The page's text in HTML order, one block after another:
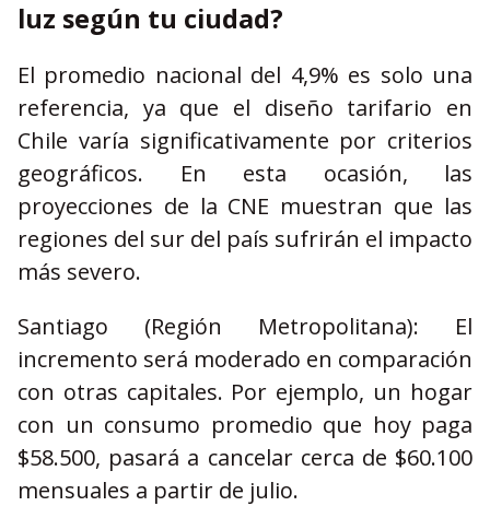
luz según tu ciudad?
El promedio nacional del 4,9% es solo una
referencia, ya que el diseño tarifario en
Chile varía significativamente por criterios
geográficos. En esta ocasión, las
proyecciones de la CNE muestran que las
regiones del sur del país sufrirán el impacto
más severo.
Santiago (Región Metropolitana): El
incremento será moderado en comparación
con otras capitales. Por ejemplo, un hogar
con un consumo promedio que hoy paga
$58.500, pasará a cancelar cerca de $60.100
mensuales a partir de julio.